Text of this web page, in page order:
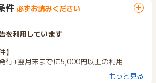
件 必ずお読みください
を利用しています
】
行+翌月末までに5,000円以上の利用
もっと見る